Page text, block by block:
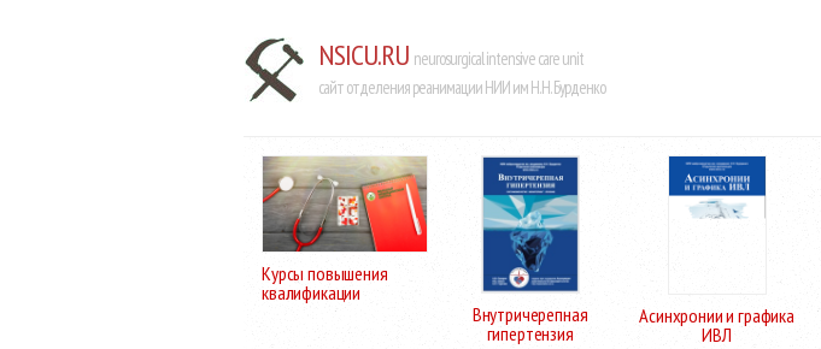
NSICU.RU neurosurgical intensive care unit
сайт отделения реанимации НИИ им Н.Н. Бурденко
Курсы повышения
квалификации
Внутричерепная
гипертензия
Асинхронии и графика
ИВЛ